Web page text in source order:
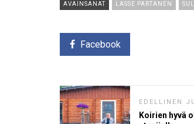
AVAINSANAT LASSE PARTANEN
Facebook
EDELLINEN
Koirien hyvä